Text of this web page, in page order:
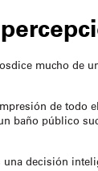
dice mucho de
de todo
baño público
decisión